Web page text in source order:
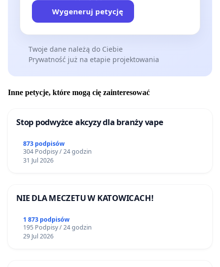
Wygeneruj petycję
Twoje dane należą do Ciebie
Prywatność już na etapie projektowania
Inne petycje, które mogą cię zainteresować
Stop podwyżce akcyzy dla branży vape
873 podpisów
304 Podpisy / 24 godzin
31 Jul 2026
NIE DLA MECZETU W KATOWICACH!
1 873 podpisów
195 Podpisy / 24 godzin
29 Jul 2026